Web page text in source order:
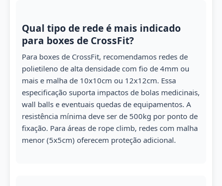
Qual tipo de rede é mais indicado
para boxes de CrossFit?
Para boxes de CrossFit, recomendamos redes de
polietileno de alta densidade com fio de 4mm ou
mais e malha de 10x10cm ou 12x12cm. Essa
especificação suporta impactos de bolas medicinais,
wall balls e eventuais quedas de equipamentos. A
resistência mínima deve ser de 500kg por ponto de
fixação. Para áreas de rope climb, redes com malha
menor (5x5cm) oferecem proteção adicional.